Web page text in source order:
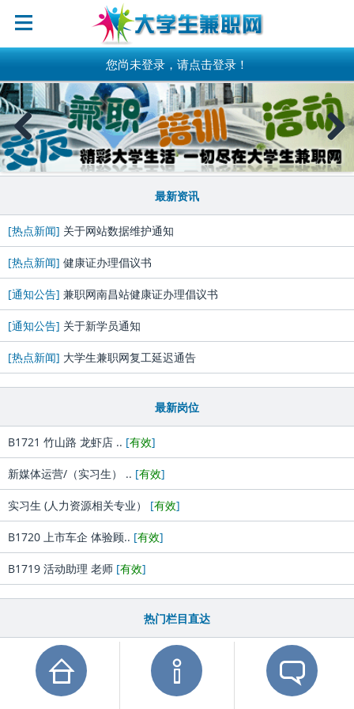
您尚未登录，请点击登录！
Previous Next
最新资讯
[热点新闻] 关于网站数据维护通知
[热点新闻] 健康证办理倡议书
[通知公告] 兼职网南昌站健康证办理倡议书
[通知公告] 关于新学员通知
[热点新闻] 大学生兼职网复工延迟通告
最新岗位
B1721 竹山路 龙虾店 .. [有效]
新媒体运营/（实习生） .. [有效]
实习生 (人力资源相关专业） [有效]
B1720 上市车企 体验顾.. [有效]
B1719 活动助理 老师 [有效]
热门栏目直达